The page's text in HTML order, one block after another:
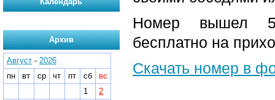
Номер вышел 5-
бесплатно на
Скачать номер в
Архив
Август - 2026
пн
вт ср чт пт сб
вс
1
2